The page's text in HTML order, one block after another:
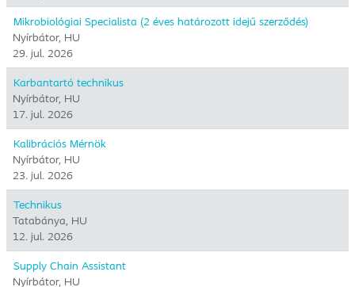
Mikrobiológiai Specialista (2 éves határozott idejű szerződés)
Nyírbátor, HU
29. jul. 2026
Karbantartó technikus
Nyírbátor, HU
17. jul. 2026
Kalibrációs Mérnök
Nyírbátor, HU
23. jul. 2026
Technikus
Tatabánya, HU
12. jul. 2026
Supply Chain Assistant
Nyírbátor, HU